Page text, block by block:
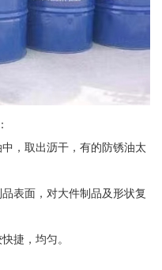
，取出沥干，有的防锈油太
表面，对大件制品及形状复
捷，均匀。